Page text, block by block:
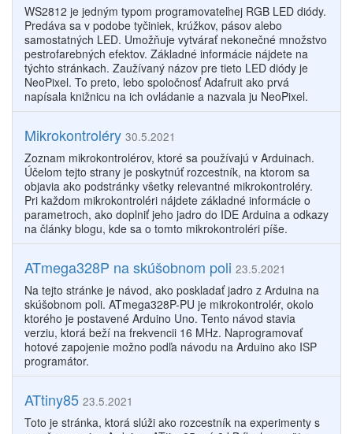
WS2812 je jedným typom programovateľnej RGB LED diódy.
Predáva sa v podobe tyčiniek, krúžkov, pásov alebo
samostatných LED. Umožňuje vytvárať nekonečné množstvo
pestrofarebných efektov. Základné informácie nájdete na
týchto stránkach. Zaužívaný názov pre tieto LED diódy je
NeoPixel. To preto, lebo spoločnosť Adafruit ako prvá
napísala knižnicu na ich ovládanie a nazvala ju NeoPixel.
Mikrokontroléry 30.5.2021
Zoznam mikrokontrolérov, ktoré sa používajú v Arduinach.
Účelom tejto strany je poskytnúť rozcestník, na ktorom sa
objavia ako podstránky všetky relevantné mikrokontroléry.
Pri každom mikrokontroléri nájdete základné informácie o
parametroch, ako doplniť jeho jadro do IDE Arduina a odkazy
na články blogu, kde sa o tomto mikrokontroléri píše.
ATmega328P na skúšobnom poli 23.5.2021
Na tejto stránke je návod, ako poskladať jadro z Arduina na
skúšobnom poli. ATmega328P-PU je mikrokontrolér, okolo
ktorého je postavené Arduino Uno. Tento návod stavia
verziu, ktorá beží na frekvencii 16 MHz. Naprogramovať
hotové zapojenie možno podľa návodu na Arduino ako ISP
programátor.
ATtiny85 23.5.2021
Toto je stránka, ktorá slúži ako rozcestník na experimenty s